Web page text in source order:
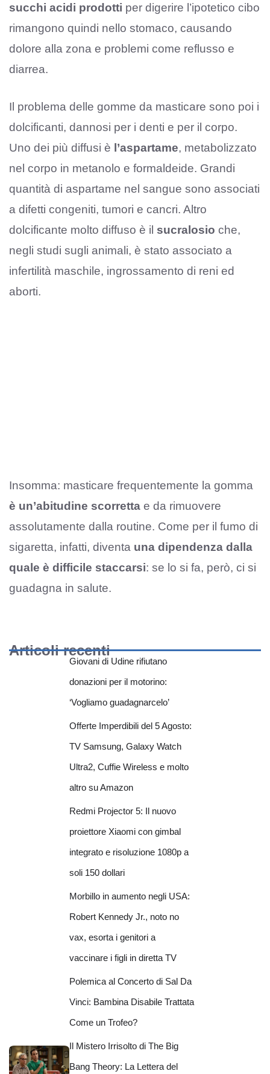
succhi acidi prodotti per digerire l’ipotetico cibo
rimangono quindi nello stomaco, causando
dolore alla zona e problemi come reflusso e
diarrea.
Il problema delle gomme da masticare sono poi i
dolcificanti, dannosi per i denti e per il corpo.
Uno dei più diffusi è l’aspartame, metabolizzato
nel corpo in metanolo e formaldeide. Grandi
quantità di aspartame nel sangue sono associati
a difetti congeniti, tumori e cancri. Altro
dolcificante molto diffuso è il sucralosio che,
negli studi sugli animali, è stato associato a
infertilità maschile, ingrossamento di reni ed
aborti.
Insomma: masticare frequentemente la gomma
è un’abitudine scorretta e da rimuovere
assolutamente dalla routine. Come per il fumo di
sigaretta, infatti, diventa una dipendenza dalla
quale è difficile staccarsi: se lo si fa, però, ci si
guadagna in salute.
Articoli recenti
Giovani di Udine rifiutano
donazioni per il motorino:
‘Vogliamo guadagnarcelo’
Offerte Imperdibili del 5 Agosto:
TV Samsung, Galaxy Watch
Ultra2, Cuffie Wireless e molto
altro su Amazon
Redmi Projector 5: Il nuovo
proiettore Xiaomi con gimbal
integrato e risoluzione 1080p a
soli 150 dollari
Morbillo in aumento negli USA:
Robert Kennedy Jr., noto no
vax, esorta i genitori a
vaccinare i figli in diretta TV
Polemica al Concerto di Sal Da
Vinci: Bambina Disabile Trattata
Come un Trofeo?
Il Mistero Irrisolto di The Big
Bang Theory: La Lettera del